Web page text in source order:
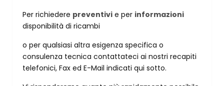
Per richiedere preventivi e per informazioni
disponibilità di ricambi
o per qualsiasi altra esigenza specifica o
consulenza tecnica contattateci ai nostri recapiti
telefonici, Fax ed E-Mail indicati qui sotto.